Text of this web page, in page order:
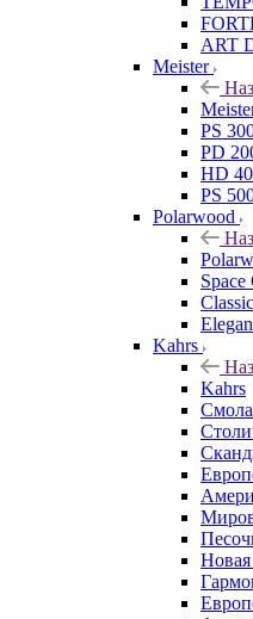
ART
Meister
PS
PD
HD
PS
Polarwood
Kahrs
Kahrs
Новая